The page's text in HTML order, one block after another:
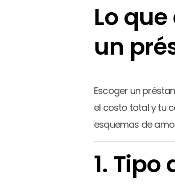
Lo
un
Escoger un
el costo total y tu
esquemas de
1.